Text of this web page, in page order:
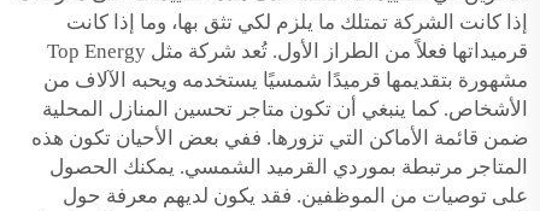
إذا كانت الشركة تمتلك ما يلزم لكي تثق بها، وما إذا كانت
قرميداتها فعلاً من الطراز الأول. تُعد شركة مثل Top Energy
مشهورة بتقديمها قرميدًا شمسيًا يستخدمه ويحبه الآلاف من
الأشخاص. كما ينبغي أن تكون متاجر تحسين المنازل المحلية
ضمن قائمة الأماكن التي تزورها. ففي بعض الأحيان تكون هذه
المتاجر مرتبطة بموردي القرميد الشمسي. يمكنك الحصول
على توصيات من الموظفين. فقد يكون لديهم معرفة حول